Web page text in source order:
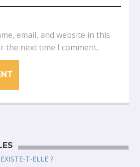
email, and website in this
the next time I comment.
T-ELLE ?